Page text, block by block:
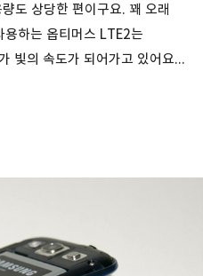
도 상당한 편이구요. 꽤 오래
하는 옵티머스 LTE2는
빛의 속도가 되어가고 있어요...